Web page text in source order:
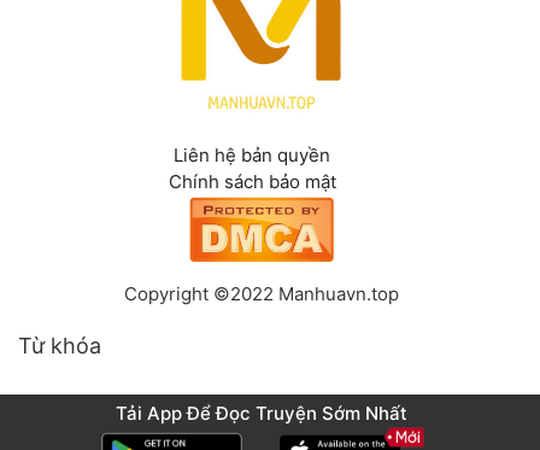
Liên hệ bản quyền
Chính sách bảo mật
Copyright ©2022 Manhuavn.top
Từ khóa
Tải App Để Đọc Truyện Sớm Nhất